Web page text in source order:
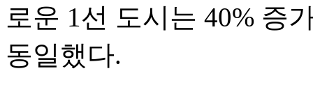
로운 1선 도시는 40% 증
동일했다.